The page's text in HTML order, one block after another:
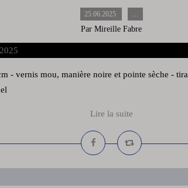
25.06.2025 …
Par Mireille Fabre
- vernis mou, manière noire et pointe sèche -
Lire la suite